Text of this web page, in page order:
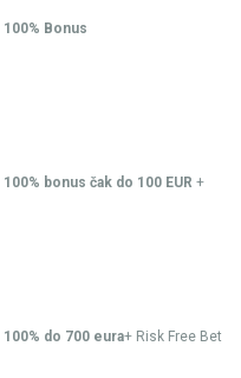
100% Bonus
100% bonus čak do 100 EUR +
100% do 700 eura+ Risk Free Bet